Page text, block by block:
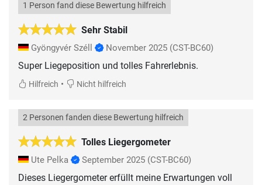
Sehr Stabil
1 Person fand diese Bewertung hilfreich
Gyöngyvér Széll November 2025 (CST-BC60)
Super Liegeposition und tolles Fahrerlebnis.
Hilfreich • Nicht hilfreich
Tolles Liegergometer
2 Personen fanden diese Bewertung hilfreich
Ute Pelka September 2025 (CST-BC60)
Dieses Liegergometer erfüllt meine Erwartungen voll